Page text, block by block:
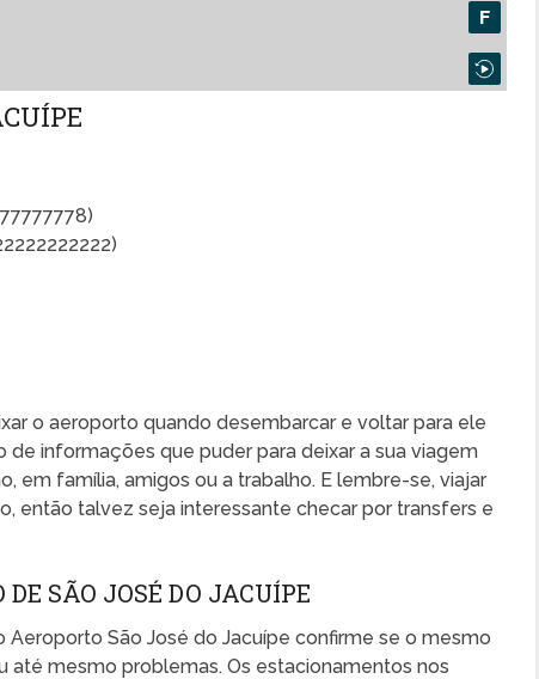
o aeroporto quando desembarcar e voltar para ele
de informações que puder para deixar a sua viagem
em família, amigos ou a trabalho. E lembre-se, viajar
então talvez seja interessante checar por transfers e
SÃO JOSÉ DO JACUÍPE
São José do Jacuípe confirme se o mesmo
até mesmo problemas. Os estacionamentos nos